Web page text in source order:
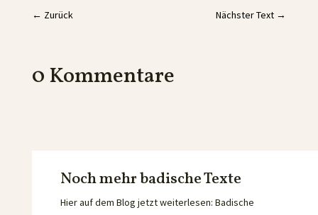
← Zurück Nächster Text →
0 Kommentare
Noch mehr badische Texte
Hier auf dem Blog jetzt weiterlesen: Badische